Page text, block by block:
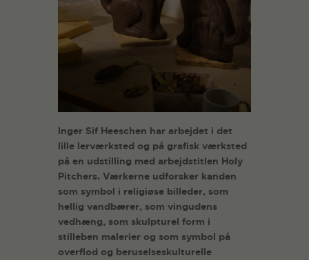
Inger Sif Heeschen har arbejdet i det
lille lerværksted og på grafisk værksted
på en udstilling med arbejdstitlen Holy
Pitchers. Værkerne udforsker kanden
som symbol i religiøse billeder, som
hellig vandbærer, som vingudens
vedhæng, som skulpturel form i
stilleben malerier og som symbol på
overflod og beruselseskulturelle